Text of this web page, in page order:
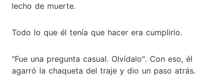
lecho de muerte.
Todo lo que él tenía que hacer era cumplirlo.
"Fue una pregunta casual. Olvídalo". Con eso, él
agarró la chaqueta del traje y dio un paso atrás.